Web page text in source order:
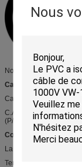
Nous
Norme : GB/T 33594-
Catégorie de produit :
Catégorie de produit :
C.A. : EV- (R) S90U
(P/P2) (1-10Cores)
Construction :
La température évaluée
Tension évaluée : 600V